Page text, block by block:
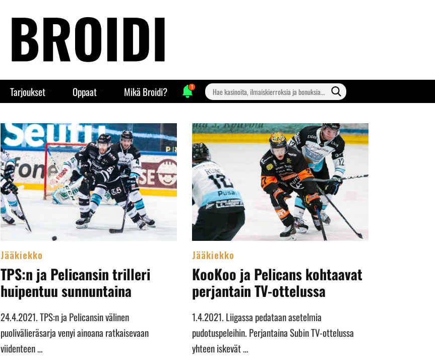
Tarjoukset Oppaat Mikä Broidi? 1
Search
for:
Jääkiekko
TPS:n ja Pelicansin trilleri
huipentuu sunnuntaina
24.4.2021. TPS:n ja Pelicansin välinen
puolivälieräsarja venyi ainoana ratkaisevaan
viidenteen …
Jääkiekko
KooKoo ja Pelicans kohtaavat
perjantain TV-ottelussa
1.4.2021. Liigassa pedataan asetelmia
pudotuspeleihin. Perjantaina Subin TV-ottelussa
yhteen iskevät …